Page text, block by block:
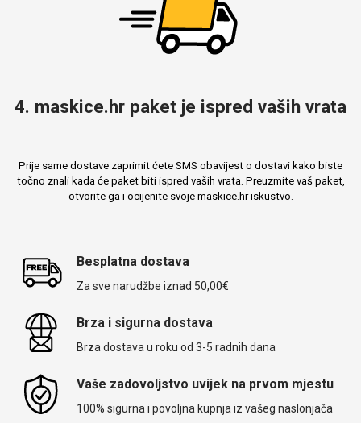
4. maskice.hr paket je ispred vaših vrata
Prije same dostave zaprimit ćete SMS obavijest o dostavi kako biste
točno znali kada će paket biti ispred vaših vrata. Preuzmite vaš paket,
otvorite ga i ocijenite svoje maskice.hr iskustvo.
Besplatna dostava
Za sve narudžbe iznad 50,00€
Brza i sigurna dostava
Brza dostava u roku od 3-5 radnih dana
Vaše zadovoljstvo uvijek na prvom mjestu
100% sigurna i povoljna kupnja iz vašeg naslonjača